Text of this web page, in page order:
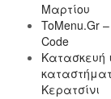
Μαρτίου
ToMenu.Gr
Code
Κατασκευή
Κερατσίνι